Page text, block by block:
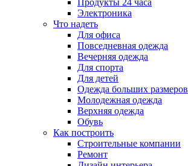
Электроника
Что надеть
Для офиса
Повседневная одежда
Вечерняя одежда
Для спорта
Для детей
Одежда больших размеров
Молодежная одежда
Верхняя одежда
Обувь
Как построить
Строительные компании
Ремонт